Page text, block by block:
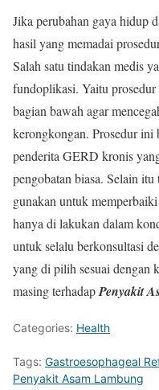
Jika perubahan gaya hidup
hasil yang memadai
Salah satu tindakan medis
fundoplikasi. Yaitu
bagian bawah agar
kerongkongan. Prosedur ini
penderita GERD kronis
pengobatan biasa. Selain
gunakan untuk
hanya di lakukan dalam
untuk selalu berkonsultasi
yang di pilih sesuai dengan
masing terhadapPenyakit
Categories: Health
Tags: Gastroesophageal
Penyakit Asam Lambung